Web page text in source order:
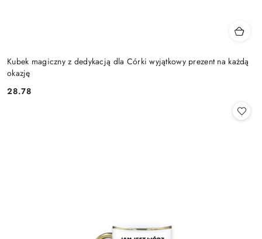
Kubek magiczny z dedykacją dla Córki wyjątkowy prezent na każdą
okazję
Cena:
28.78